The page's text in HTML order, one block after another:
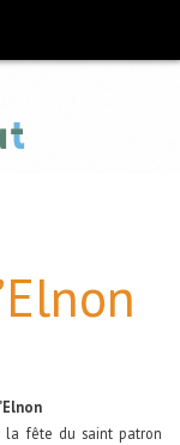
la fête du saint patron